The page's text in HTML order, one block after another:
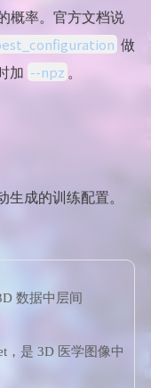
概率。官方文档说
做
加 --npz 。
生成的训练配置。
数据中层间
，是 3D 医学图像中